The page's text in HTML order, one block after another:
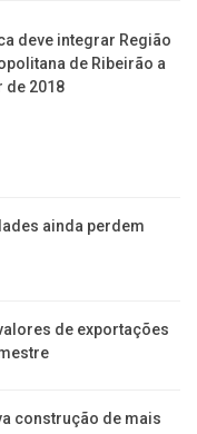
deve integrar Região
de Ribeirão a
de 2018
ainda perdem
de exportações
construção de mais